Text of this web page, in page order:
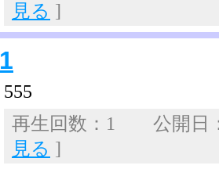
見る ]
1
555
再生回数：1 公開
見る ]